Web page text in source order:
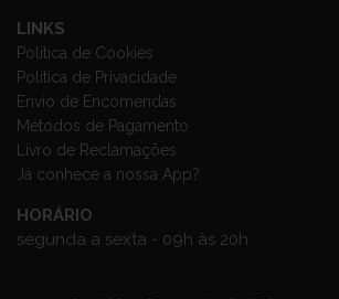
LINKS
Política de Cookies
Política de Privacidade
Envio de Encomendas
Métodos de Pagamento
Livro de Reclamações
Já conhece a nossa App?
HORÁRIO
segunda a sexta - 09h às 20h